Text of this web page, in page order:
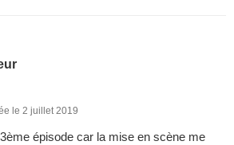
le 2 juillet 2019
épisode car la mise en scène me